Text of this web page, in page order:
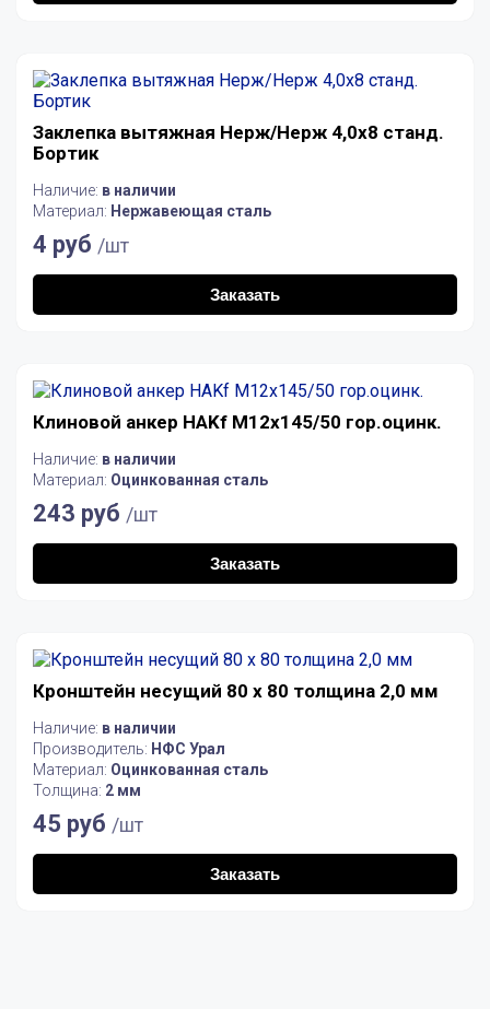
Заклепка вытяжная Нерж/Нерж 4,0х8 станд.
Бортик
Наличие: в наличии
Материал: Нержавеющая сталь
4 руб /шт
Заказать
Клиновой анкер HAKf M12х145/50 гор.оцинк.
Наличие: в наличии
Материал: Оцинкованная сталь
243 руб /шт
Заказать
Кронштейн несущий 80 х 80 толщина 2,0 мм
Наличие: в наличии
Производитель: НФС Урал
Материал: Оцинкованная сталь
Толщина: 2 мм
45 руб /шт
Заказать